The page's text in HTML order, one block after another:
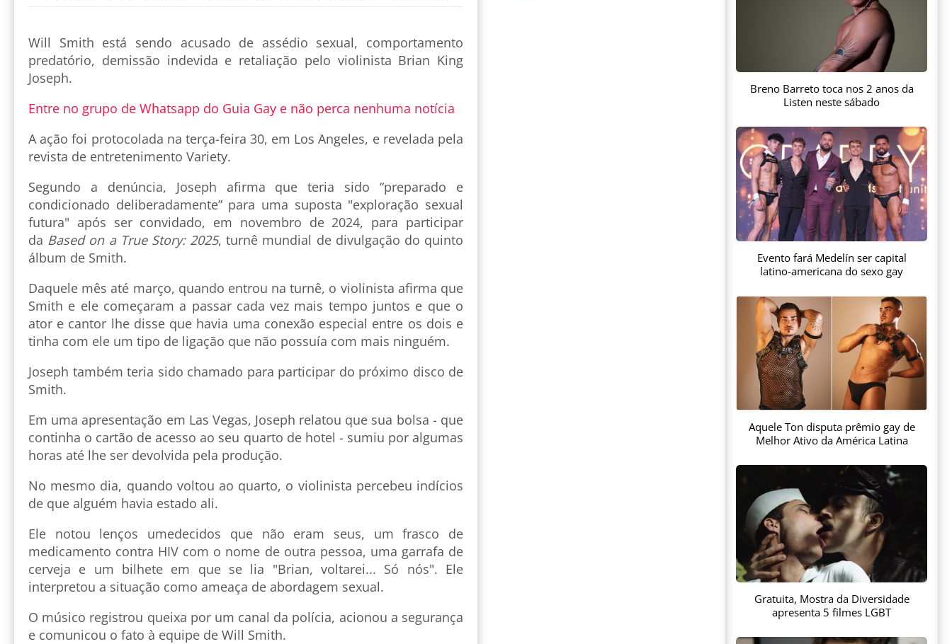
Will Smith está sendo acusado de assédio sexual, comportamento
predatório, demissão indevida e retaliação pelo violinista Brian King
Joseph.
Entre no grupo de Whatsapp do Guia Gay e não perca nenhuma notícia
A ação foi protocolada na terça-feira 30, em Los Angeles, e revelada pela
revista de entretenimento Variety.
Segundo a denúncia, Joseph afirma que teria sido “preparado e
condicionado deliberadamente” para uma suposta "exploração sexual
futura" após ser convidado, em novembro de 2024, para participar
da Based on a True Story: 2025, turnê mundial de divulgação do quinto
álbum de Smith.
Daquele mês até março, quando entrou na turnê, o violinista afirma que
Smith e ele começaram a passar cada vez mais tempo juntos e que o
ator e cantor lhe disse que havia uma conexão especial entre os dois e
tinha com ele um tipo de ligação que não possuía com mais ninguém.
Joseph também teria sido chamado para participar do próximo disco de
Smith.
Em uma apresentação em Las Vegas, Joseph relatou que sua bolsa - que
continha o cartão de acesso ao seu quarto de hotel - sumiu por algumas
horas até lhe ser devolvida pela produção.
No mesmo dia, quando voltou ao quarto, o violinista percebeu indícios
de que alguém havia estado ali.
Ele notou lenços umedecidos que não eram seus, um frasco de
medicamento contra HIV com o nome de outra pessoa, uma garrafa de
cerveja e um bilhete em que se lia "Brian, voltarei... Só nós". Ele
interpretou a situação como ameaça de abordagem sexual.
O músico registrou queixa por um canal da polícia, acionou a segurança
e comunicou o fato à equipe de Will Smith.
Breno Barreto toca nos 2 anos da
Listen neste sábado
Evento fará Medelín ser capital
latino-americana do sexo gay
Aquele Ton disputa prêmio gay de
Melhor Ativo da América Latina
Gratuita, Mostra da Diversidade
apresenta 5 filmes LGBT